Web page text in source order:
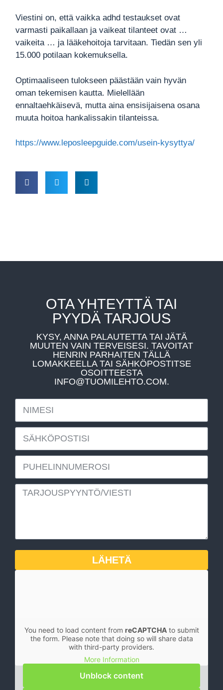
Viestini on, että vaikka adhd testaukset ovat
varmasti paikallaan ja vaikeat tilanteet ovat …
vaikeita … ja lääkehoitoja tarvitaan. Tiedän sen yli
15.000 potilaan kokemuksella.
Optimaaliseen tulokseen päästään vain hyvän
oman tekemisen kautta. Mielellään
ennaltaehkäisevä, mutta aina ensisijaisena osana
muuta hoitoa hankalissakin tilanteissa.
https://www.leposleepguide.com/usein-kysyttya/
OTA YHTEYTTÄ TAI
PYYDÄ TARJOUS
KYSY, ANNA PALAUTETTA TAI JÄTÄ
MUUTEN VAIN TERVEISESI. TAVOITAT
HENRIN PARHAITEN TÄLLÄ
LOMAKKEELLA TAI SÄHKÖPOSTITSE
OSOITTEESTA
INFO@TUOMILEHTO.COM.
LÄHETÄ
You need to load content from reCAPTCHAto submit
the form. Please note that doing so will share data
with third-party providers.
More Information
Unblock content